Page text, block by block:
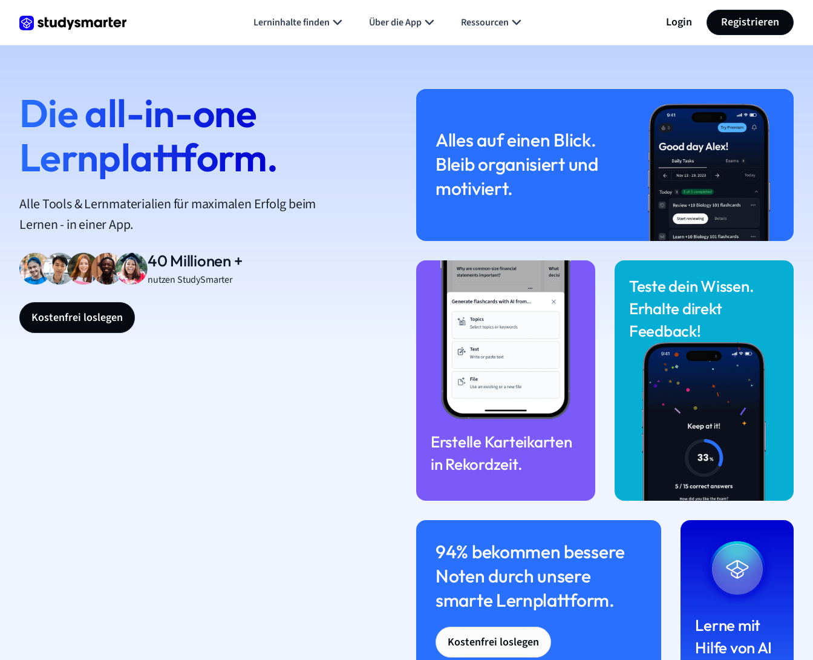
Lerninhalte finden Über die App Ressourcen Login Registrieren
Die all-in-one
Lernplattform.
Alle Tools & Lernmaterialien für maximalen Erfolg beim
Lernen - in einer App.
40 Millionen +
nutzen StudySmarter
Kostenfrei loslegen
Alles auf einen Blick.
Bleib organisiert und
motiviert.
Erstelle Karteikarten
in Rekordzeit.
Teste dein Wissen.
Erhalte direkt
Feedback!
94% bekommen bessere
Noten durch unsere
smarte Lernplattform.
Kostenfrei loslegen
Lerne mit
Hilfe von AI